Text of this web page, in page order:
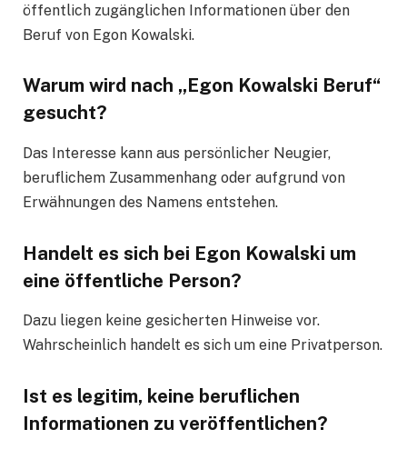
öffentlich zugänglichen Informationen über den
Beruf von Egon Kowalski.
Warum wird nach „Egon Kowalski Beruf“
gesucht?
Das Interesse kann aus persönlicher Neugier,
beruflichem Zusammenhang oder aufgrund von
Erwähnungen des Namens entstehen.
Handelt es sich bei Egon Kowalski um
eine öffentliche Person?
Dazu liegen keine gesicherten Hinweise vor.
Wahrscheinlich handelt es sich um eine Privatperson.
Ist es legitim, keine beruflichen
Informationen zu veröffentlichen?